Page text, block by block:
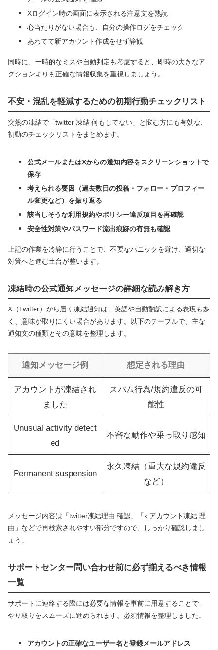
Xログイン時の画面に表示される注意文を熟読
心当たりがない場合も、自分の操作ログをチェック
あわてて新アカウント作成をせず静観
同時に、一時的なミスや自動判定も考慮すると、即時の大きなア
クションよりも正確な情報収集を重視しましょう。
不安・混乱を軽減するための初期行動チェックリスト
突然の凍結で「twitter 凍結 何もしてない」と悩む方にも有効な、
初動のチェックリストをまとめます。
公式メールまたはXからの通知内容をスクリーンショットで
保存
考えられる要因（過去数日の投稿・フォロー・プロフィー
ル変更など）を振り返る
該当しそうな利用規約やポリシー違反項目を再確認
安全性対策やパスワード流出痕跡の有無も確認
上記の作業を冷静に行うことで、不要なパニックを避け、適切な
対策へと進む土台が整います。
凍結時の公式通知メッセージの詳細な読み解き方
X（Twitter）から届く凍結通知は、英語や自動翻訳による表現も多
く、意味が取りにくい場合があります。以下のテーブルで、主な
通知文の種類とその意味を整理します。
通知メッセージ例 想定される理由
アカウントが凍結され
ました
スパム行為/規約違反の可
能性
Unusual activity detect
ed
不審な動作や乗っ取り感知
Permanent suspension
永久凍結（重大な規約違反
など）
メッセージ内容は「twitter凍結理由 確認」「x アカウント凍結 理
由」などで再検索されやすい部分ですので、しっかり確認しまし
ょう。
サポートセンター問い合わせ前に必ず揃えるべき情報
一覧
サポートに連絡する際には必要な情報を事前に用意することで、
やり取りをスムーズに進められます。必須情報を整理しました。
アカウントの正確なユーザー名と登録メールアドレス